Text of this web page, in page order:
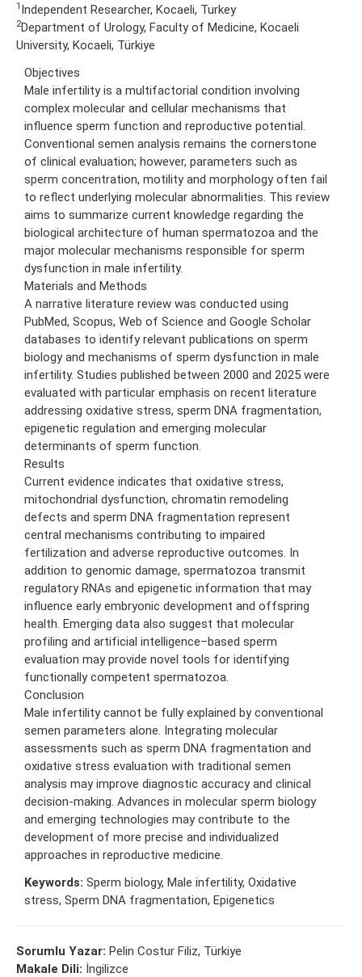
1 Independent Researcher, Kocaeli, Turkey
2Department of Urology, Faculty of Medicine, Kocaeli
University, Kocaeli, Türkiye
Objectives
Male infertility is a multifactorial condition involving
complex molecular and cellular mechanisms that
influence sperm function and reproductive potential.
Conventional semen analysis remains the cornerstone
of clinical evaluation; however, parameters such as
sperm concentration, motility and morphology often fail
to reflect underlying molecular abnormalities. This review
aims to summarize current knowledge regarding the
biological architecture of human spermatozoa and the
major molecular mechanisms responsible for sperm
dysfunction in male infertility.
Materials and Methods
A narrative literature review was conducted using
PubMed, Scopus, Web of Science and Google Scholar
databases to identify relevant publications on sperm
biology and mechanisms of sperm dysfunction in male
infertility. Studies published between 2000 and 2025 were
evaluated with particular emphasis on recent literature
addressing oxidative stress, sperm DNA fragmentation,
epigenetic regulation and emerging molecular
determinants of sperm function.
Results
Current evidence indicates that oxidative stress,
mitochondrial dysfunction, chromatin remodeling
defects and sperm DNA fragmentation represent
central mechanisms contributing to impaired
fertilization and adverse reproductive outcomes. In
addition to genomic damage, spermatozoa transmit
regulatory RNAs and epigenetic information that may
influence early embryonic development and offspring
health. Emerging data also suggest that molecular
profiling and artificial intelligence–based sperm
evaluation may provide novel tools for identifying
functionally competent spermatozoa.
Conclusion
Male infertility cannot be fully explained by conventional
semen parameters alone. Integrating molecular
assessments such as sperm DNA fragmentation and
oxidative stress evaluation with traditional semen
analysis may improve diagnostic accuracy and clinical
decision-making. Advances in molecular sperm biology
and emerging technologies may contribute to the
development of more precise and individualized
approaches in reproductive medicine.
Keywords: Sperm biology, Male infertility, Oxidative
stress, Sperm DNA fragmentation, Epigenetics
Sorumlu Yazar: Pelin Costur Filiz, Türkiye
Makale Dili: İngilizce